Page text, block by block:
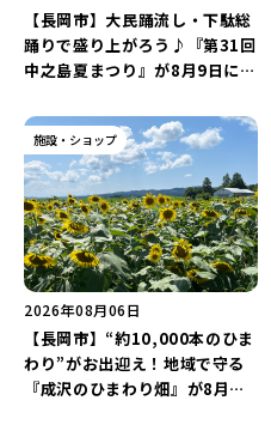
【長岡市】大民踊流し・下駄総
踊りで盛り上がろう♪『第31回
中之島夏まつり』が8月9日に開
手”のシュート対決は必見♪
施設・ショップ
2026年08月06日
【長岡市】“約10,000本のひま
わり”がお出迎え！地域で守る
『成沢のひまわり畑』が8月中